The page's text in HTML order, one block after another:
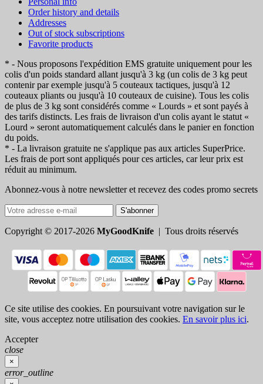
Order history and details
Addresses
Out of stock subscriptions
Favorite products
* - Nous proposons l'expédition EMS gratuite uniquement pour les
colis d'un poids standard allant jusqu'à 3 kg (un colis de 3 kg peut
contenir par exemple jusqu'à 5 couteaux tactiques, jusqu'à 12
couteaux pliants ou jusqu'à 10 couteaux de cuisine). Tous les colis
de plus de 3 kg sont considérés comme « Lourds » et sont payés à
des tarifs distincts. Les frais de livraison d'un colis ayant le statut «
Lourd » seront automatiquement calculés dans le panier en fonction
du poids.
* - La livraison gratuite ne s'applique pas aux articles SuperPrice.
Les frais de port sont appliqués pour ces articles, car leur prix est
réduit au minimum.
Abonnez-vous à notre newsletter et recevez des codes promo secrets
S'abonner
Copyright © 2017-2026 MyGoodKnife | Tous droits réservés
Ce site utilise des cookies. En poursuivant votre navigation sur le
site, vous acceptez notre utilisation des cookies. En savoir plus ici.
Accepter
close
×
error_outline